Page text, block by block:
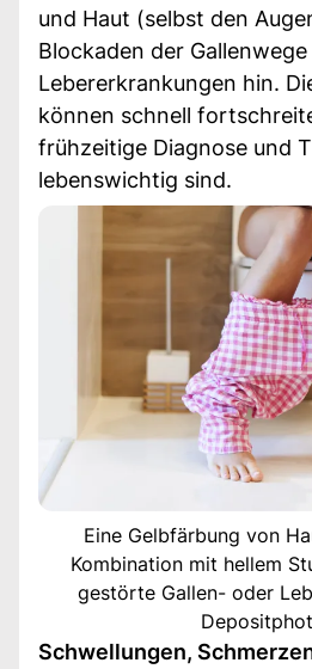
und Haut (selbst den
Blockaden der
Lebererkrankungen hin.
können schnell
frühzeitige Diagnose und
lebenswichtig sind.
Eine Gelbfärbung von
Kombination mit hellem
gestörte Gallen- oder
Schwellungen,